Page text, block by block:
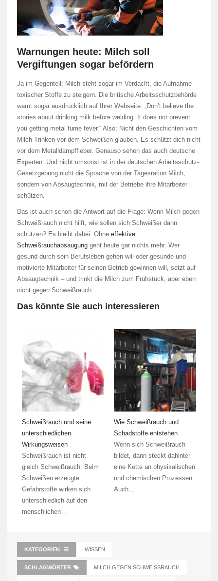
Warnungen heute: Milch soll
Vergiftungen sogar befördern
Ja im Gegenteil: Milch steht sogar im Verdacht, die Aufnahme
toxischer Stoffe zu steigern. Die britische Arbeitsschutzbehörde
warnt sogar ausdrücklich auf Ihrer Webseite: „Don’t believe the
stories about drinking milk before welding. It does not prevent
you getting metal fume fever.“ Also: Nicht den Geschichten vom
Milch-Trinken vor dem Schweißen glauben. Es schützt dich nicht
vor dem Metalldampffieber. Genauso sehen das auch deutsche
Experten. Und nicht umsonst ist in der deutschen Arbeitsschutz-
Gesetzgebung nicht die Sprache von der Tagesration Milch,
sondern von Absaugtechnik, mit der Betriebe ihre Mitarbeiter
schützen.
Das ist auch schon die Antwort auf die Frage: Wenn Milch gegen
Schweißrauch nicht hilft, wie sollen sich Schweißer dann
schützen? Es bleibt dabei: Ohne effektive
Schweißrauchabsaugung geht heute gar nichts mehr. Wer
gesund durch sein Berufsleben gehen will oder gesunde und
motivierte Mitarbeiter für seinen Betrieb gewinnen will, setzt auf
Absaugtechnik – und trinkt die Milch zum Frühstück, aber eben
nicht gegen Schweißrauch.
Das könnte Sie auch interessieren
Schweißrauch und seine
unterschiedlichen
Wirkungsweisen
Schweißrauch ist nicht
gleich Schweißrauch: Beim
Schweißen erzeugte
Gefahrstoffe wirken sich
unterschiedlich auf den
menschlichen…
Wie Schweißrauch und
Schadstoffe entstehen
Wenn sich Schweißrauch
bildet, dann steckt dahinter
eine Kette an physikalischen
und chemischen Prozessen.
Auch…
KATEGORIEN WISSEN
SCHLAGWÖRTER MILCH GEGEN SCHWEISSRAUCH